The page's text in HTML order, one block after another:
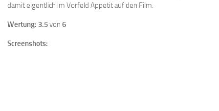
damit eigentlich im Vorfeld Appetit auf den Film.
Wertung: 3.5von 6
Screenshots: